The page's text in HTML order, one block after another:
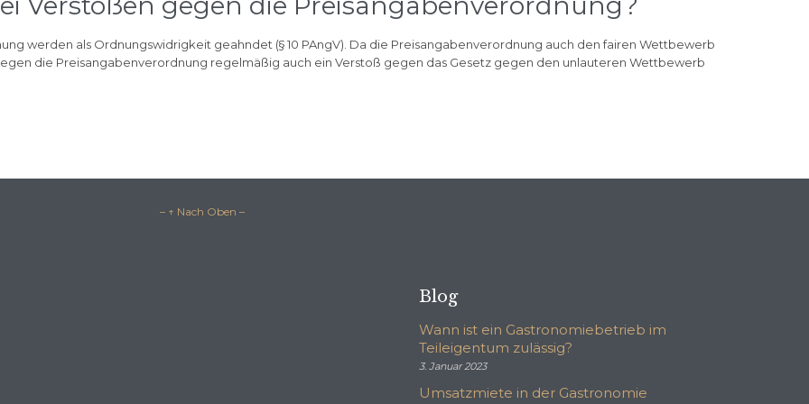
werden als Ordnungswidrigkeit geahndet (§ 10 PAngV). Da die Preisangabenverordnung auch den fairen Wettbewerb
die Preisangabenverordnung regelmäßig auch ein Verstoß gegen das Gesetz gegen den unlauteren Wettbewerb
– ↑ Nach Oben –
Blog
Wann ist ein Gastronomiebetrieb im
Teileigentum zulässig?
3. Januar 2023
Umsatzmiete in der Gastronomie